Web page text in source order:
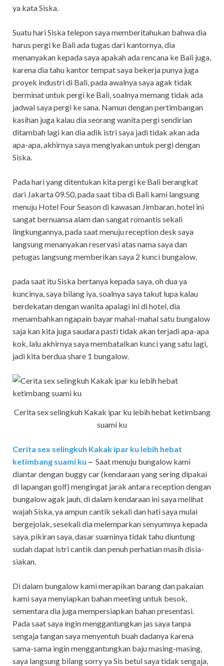
ya kata Siska.
Suatu hari Siska telepon saya memberitahukan bahwa dia
harus pergi ke Bali ada tugas dari kantornya, dia
menanyakan kepada saya apakah ada rencana ke Bali juga,
karena dia tahu kantor tempat saya bekerja punya juga
proyek industri di Bali, pada awalnya saya agak tidak
berminat untuk pergi ke Bali, soalnya memang tidak ada
jadwal saya pergi ke sana. Namun dengan pertimbangan
kasihan juga kalau dia seorang wanita pergi sendirian
ditambah lagi kan dia adik istri saya jadi tidak akan ada
apa-apa, akhirnya saya mengiyakan untuk pergi dengan
Siska.
Pada hari yang ditentukan kita pergi ke Bali berangkat
dari Jakarta 09.50, pada saat tiba di Bali kami langsung
menuju Hotel Four Season di kawasan Jimbaran, hotel ini
sangat bernuansa alam dan sangat romantis sekali
lingkungannya, pada saat menuju reception desk saya
langsung menanyakan reservasi atas nama saya dan
petugas langsung memberikan saya 2 kunci bungalow,
pada saat itu Siska bertanya kepada saya, oh dua ya
kuncinya, saya bilang iya, soalnya saya takut lupa kalau
berdekatan dengan wanita apalagi ini di hotel, dia
menambahkan ngapain bayar mahal-mahal satu bungalow
saja kan kita juga saudara pasti tidak akan terjadi apa-apa
kok, lalu akhirnya saya membatalkan kunci yang satu lagi,
jadi kita berdua share 1 bungalow.
Cerita sex selingkuh Kakak ipar ku lebih hebat ketimbang
suami ku
Cerita sex selingkuh Kakak ipar ku lebih hebat
ketimbang suami ku – Saat menuju bungalow kami
diantar dengan buggy car (kendaraan yang sering dipakai
di lapangan golf) mengingat jarak antara reception dengan
bungalow agak jauh, di dalam kendaraan ini saya melihat
wajah Siska, ya ampun cantik sekali dan hati saya mulai
bergejolak, sesekali dia melemparkan senyumnya kepada
saya, pikiran saya, dasar suaminya tidak tahu diuntung
sudah dapat istri cantik dan penuh perhatian masih disia-
siakan.
Di dalam bungalow kami merapikan barang dan pakaian
kami saya menyiapkan bahan meeting untuk besok,
sementara dia juga mempersiapkan bahan presentasi.
Pada saat saya ingin menggantungkan jas saya tanpa
sengaja tangan saya menyentuh buah dadanya karena
sama-sama ingin menggantungkan baju masing-masing,
saya langsung bilang sorry ya Sis betul saya tidak sengaja,